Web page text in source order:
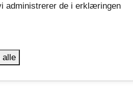
minne barna deres om at det er
som gjelder for russen som
Tvert imot, så er man
for politiet og vil bli utsatt for
administrerer de i erklæringen
alle